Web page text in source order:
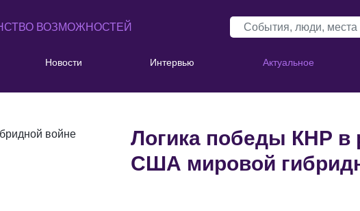
ВОЗМОЖНОСТЕЙ
Новости Интервью Актуальное
Логика победы КНР в
США мировой